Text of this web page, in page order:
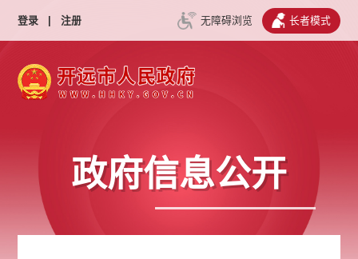
登录 | 注册 无障碍浏览 长者模式
政府信息公开